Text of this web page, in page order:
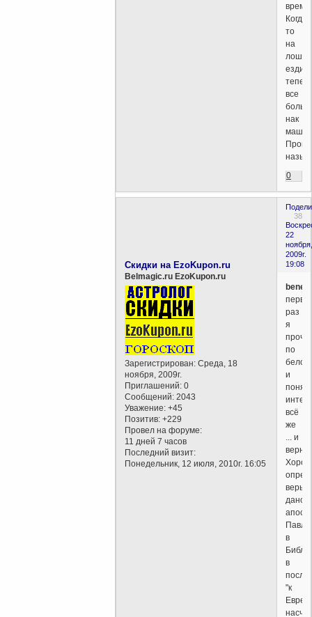
время.
Когда-
то
на
все
нак
0
38
22
ноября,
2009г.
19:08
Скидки на EzoKupon.ru
Belmagic.ru EzoKupon.ru
Зарегистрирован: Среда, 18
ноября, 2009г.
Приглашений: 0
Сообщений: 2043
Уважение: +45
Позитив: +229
Провел на форуме:
11 дней 7 часов
Последний визит:
Понедельник, 12 июля, 2010г. 16:05
раз
я
по
и
понял,
всё
же
... и
верно.
веры
дано
в
в
"к
насчёт